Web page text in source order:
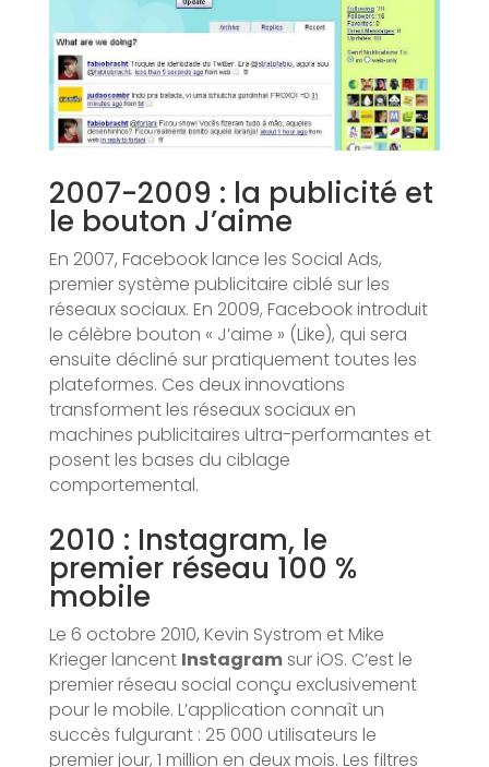
2007-2009 : la publicité et
le bouton J’aime
En 2007, Facebook lance les Social Ads,
premier système publicitaire ciblé sur les
réseaux sociaux. En 2009, Facebook introduit
le célèbre bouton « J’aime » (Like), qui sera
ensuite décliné sur pratiquement toutes les
plateformes. Ces deux innovations
transforment les réseaux sociaux en
machines publicitaires ultra-performantes et
posent les bases du ciblage
comportemental.
2010 : Instagram, le
premier réseau 100 %
mobile
Le 6 octobre 2010, Kevin Systrom et Mike
Krieger lancent Instagramsur iOS. C’est le
premier réseau social conçu exclusivement
pour le mobile. L’application connaît un
succès fulgurant : 25 000 utilisateurs le
premier jour, 1 million en deux mois. Les filtres